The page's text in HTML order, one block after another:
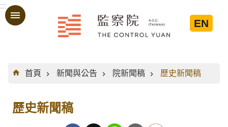
跳到主要內容區塊
:::
EN
:::
首頁
新聞與公告 院新聞稿 歷史新聞稿
歷史新聞稿